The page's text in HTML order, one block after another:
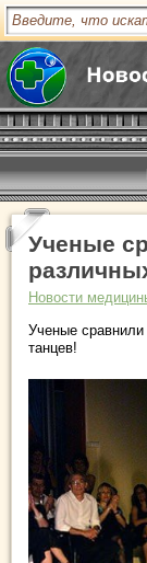
Ученые
Новости
Ученые
танцев!